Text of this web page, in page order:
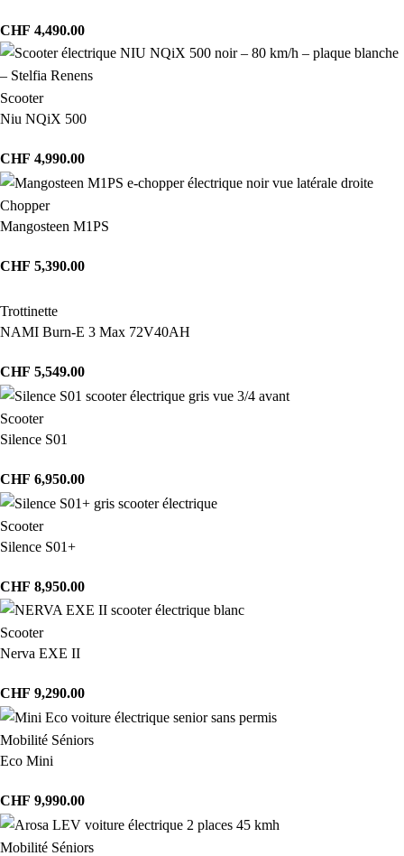
CHF 4,490.00
Scooter
Niu NQiX 500
CHF 4,990.00
Chopper
Mangosteen M1PS
CHF 5,390.00
Trottinette
NAMI Burn-E 3 Max 72V40AH
CHF 5,549.00
Scooter
Silence S01
CHF 6,950.00
Scooter
Silence S01+
CHF 8,950.00
Scooter
Nerva EXE II
CHF 9,290.00
Mobilité Séniors
Eco Mini
CHF 9,990.00
Mobilité Séniors